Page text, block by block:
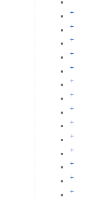
+
+
+
+
+
+
+
+
+
+
+
+
+
+